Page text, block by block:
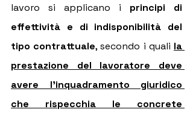
lavoro si applicano i principi di
effettività e di indisponibilità del
tipo contrattuale, secondo i quali la
prestazione del lavoratore deve
avere l'inquadramento giuridico
che rispecchia le concrete